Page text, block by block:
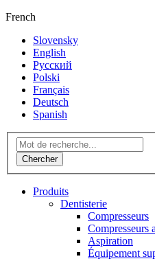
French
Slovensky
English
Русский
Polski
Français
Deutsch
Spanish
Produits
Dentisterie
Compresseurs
Compresseurs
Aspiration
Équipement